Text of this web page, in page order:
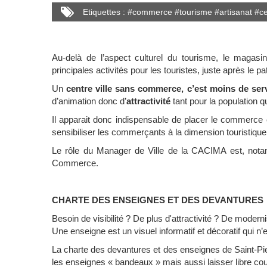
Etiquettes : #commerce #tourisme #artisanat #
Au-delà de l’aspect culturel du tourisme, le
principales activités pour les touristes, juste après le
Uncentre ville sans commerce, c’est moins de
d’animation donc d’attractivité tant pour la population
Il apparait donc indispensable de placer le
sensibiliser les commerçants à la dimension
Le rôle du Manager de Ville de la CACIMA est,
Commerce.
CHARTE DES ENSEIGNES ET DES DEVANTURES
Besoin de visibilité ? De plus d'attractivité ? De
Une enseigne est un visuel informatif et décoratif qui
La charte des devantures et des enseignes de Saint-
les enseignes « bandeaux » mais aussi laisser libre